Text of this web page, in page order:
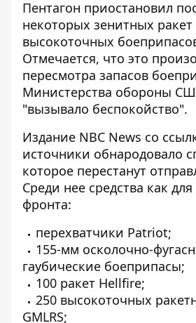
Пентагон приостановил
некоторых зенитных ракет
высокоточных
Отмечается, что это
пересмотра запасов
Министерства обороны
"вызывало беспокойство".
Издание NBC News со
источники обнародовало
которое перестанут
Среди нее средства как
фронта:
перехватчики Patriot;
155-мм осколочно-
гаубические боеприпасы;
100 ракет Hellfire;
250 высокоточных
GMLRS;